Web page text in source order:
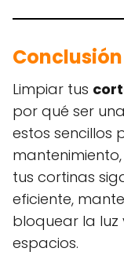
Conclusión
Limpiar tus
por qué ser
estos sencillos
tus cortinas
eficiente,
bloquear la
espacios.